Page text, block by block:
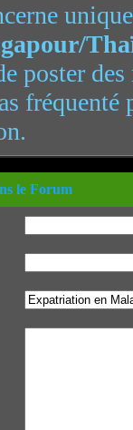
poster
le Forum